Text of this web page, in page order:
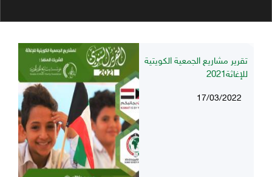
تقرير مشاريع الجمعية الكويتية
للإغاثة2021
17/03/2022